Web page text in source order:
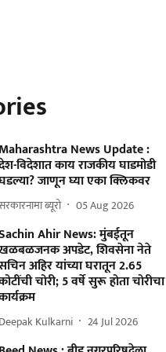
Maharashtra News Update :
विदेशात काय राजकीय घाडमोडी
जाणून घ्या एका क्लिकवर
ब्यूरो 05 Aug 2026
Ahir News: मुंबईतून
अपडेट, शिवसेना नेते
अहिर यांच्या घरातून 2.65
चोरी; 5 वर्षे सुरू होता चोरीचा
Deepak Kulkarni 24 Jul 2026